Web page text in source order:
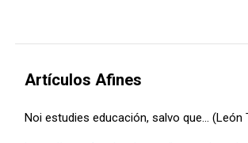
Artículos Afines
Noi estudies educación, salvo que… (León